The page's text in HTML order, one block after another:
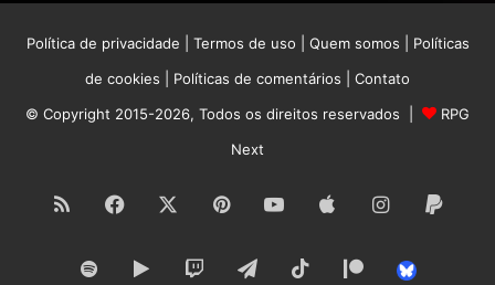
Política de privacidade Termos de uso Quem somos
Políticas
de cookies
Políticas de comentários
Contato
© Copyright 2015-2026, Todos os direitos reservados |
RPG
Next
RSS Facebook PinterestYouTubeAppleInstagram
SpotifyGoogle TwitchTelegramTikTokPatreon